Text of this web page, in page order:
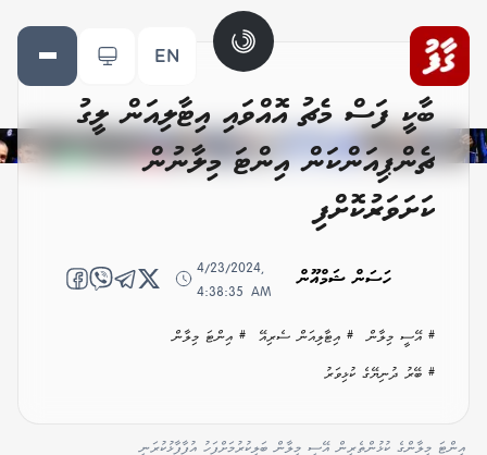
EN
ބާކީ ފަސް މެޗު އޮއްވައި އިޓާލިއަން ލީގު
ޗެންޕިއަންކަން އިންޓަ މިލާނުން
ކަށަވަރުކޮށްފި
ހަސަން ޝަމްއޫން
4/23/2024,
4:38:35 AM
# އޭސީ މިލާން # އިޓާލިއަން ސެރިއޭ # އިންޓަ މިލާން
# ބޭރު ދުނިޔޭގެ ކުޅިވަރު
އިންޓަ މިލާންގެ ކުޅުންތެރިން އޭސީ މިލާން ބަލިކުރުމަށްފަހު އުފާފާޅުކުރަނީ